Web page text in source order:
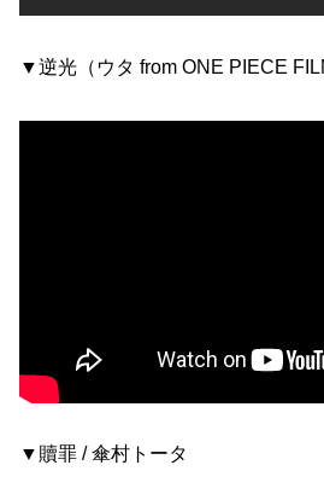
▼逆光（ウタ from ONE PIECE
▼贖罪 / 傘村トータ